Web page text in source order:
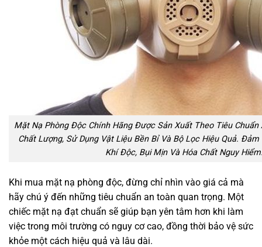
Mặt Nạ Phòng Độc Chính Hãng Được Sản Xuất Theo Tiêu Chuẩn
Chất Lượng, Sử Dụng Vật Liệu Bền Bỉ Và Bộ Lọc Hiệu Quả.
Khí Độc, Bụi Mịn Và Hóa Chất Nguy
Khi mua mặt nạ phòng độc, đừng chỉ nhìn vào giá cả mà
hãy chú ý đến những tiêu chuẩn an toàn quan trọng. Một
chiếc mặt nạ đạt chuẩn sẽ giúp bạn yên tâm hơn khi làm
việc trong môi trường có nguy cơ cao, đồng thời bảo vệ sức
khỏe một cách hiệu quả và lâu dài.